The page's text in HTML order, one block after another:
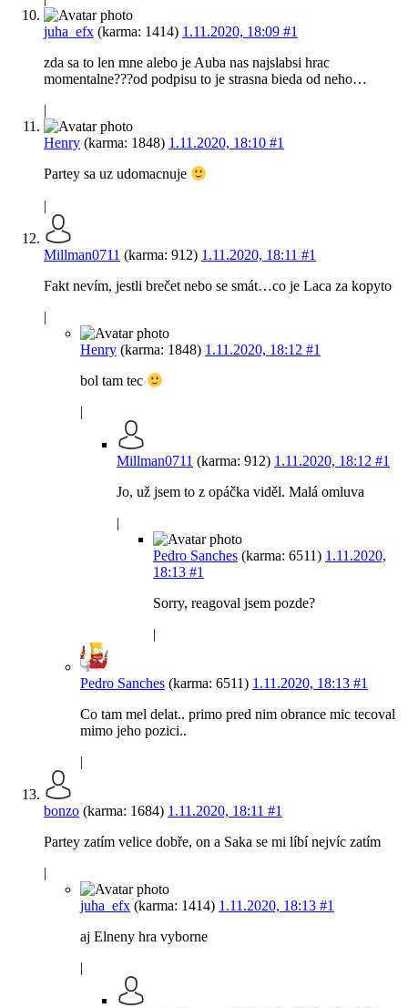
juha_efx (karma: 1414) 1.11.2020, 18:09 #1
zda sa to len mne alebo je Auba nas najslabsi hrac
momentalne???od podpisu to je strasna bieda od neho…
|
Henry (karma: 1848) 1.11.2020, 18:10 #1
Partey sa uz udomacnuje
|
Millman0711 (karma: 912) 1.11.2020, 18:11 #1
Fakt nevím, jestli brečet nebo se smát…co je Laca za kopyto
|
Henry (karma: 1848) 1.11.2020, 18:12 #1
bol tam tec
|
Millman0711 (karma: 912) 1.11.2020, 18:12 #1
Jo, už jsem to z opáčka viděl. Malá omluva
|
Pedro Sanches (karma: 6511) 1.11.2020,
18:13 #1
Sorry, reagoval jsem pozde?
|
Pedro Sanches (karma: 6511) 1.11.2020, 18:13 #1
Co tam mel delat.. primo pred nim obrance mic tecoval
mimo jeho pozici..
|
bonzo (karma: 1684) 1.11.2020, 18:11 #1
Partey zatím velice dobře, on a Saka se mi líbí nejvíc zatím
|
juha_efx (karma: 1414) 1.11.2020, 18:13 #1
aj Elneny hra vyborne
|